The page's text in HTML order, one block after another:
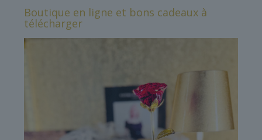
Boutique en ligne et bons cadeaux à
télécharger